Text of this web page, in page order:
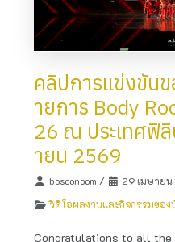
คลิปการแข่งขัน
ายการ Body
26 ณ ประเทศฟิ
ายน 2569
bosconoom / 29 เมษาย
วิดีโอผลงานและกิจกรรมของ
Congratulations to all